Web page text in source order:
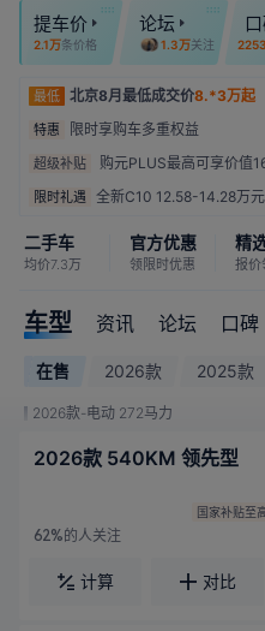
免费权益/付费服务共
全系自费·比亚迪
提车价
2.1万条价格
论坛
1.3万关注 2253
最低 北京8月最低成交价8.*3万起
特惠
限时享购车多重权益
超级补贴 购元PLUS最高可享价值
限时礼遇 全新C10 12.58-14.28万元
二手车
均价7.3万
官方优惠
领限时优惠
精
报价
车型 资讯 论坛 口碑
在售 2026款 2025款
2026款-电动 272马力
2026款 540KM 领先型
国家补贴至
62%的人关注
计算 对比